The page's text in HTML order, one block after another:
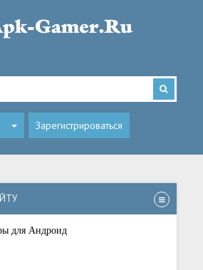
Зарегистрироваться
для Андроид